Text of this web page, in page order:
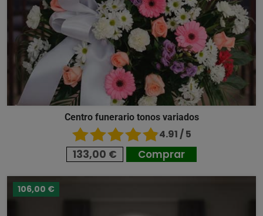
Centro funerario tonos variados
4.91 / 5
133,00 € Comprar
106,00 €